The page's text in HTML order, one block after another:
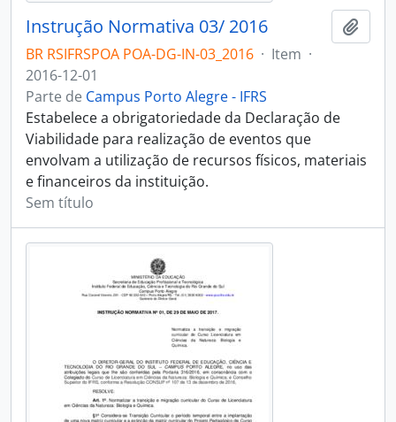
Instrução Normativa 03/ 2016
BR RSIFRSPOA POA-DG-IN-03_2016 · Item ·
2016-12-01
Parte de Campus Porto Alegre - IFRS
Estabelece a obrigatoriedade da Declaração de
Viabilidade para realização de eventos que
envolvam a utilização de recursos físicos, materiais
e financeiros da instituição.
Sem título